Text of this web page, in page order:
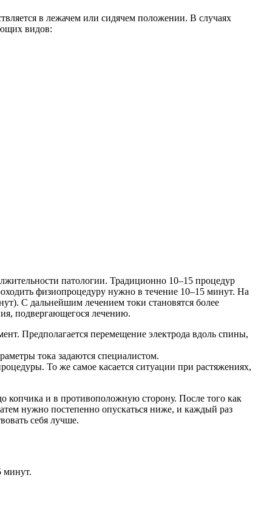
в лежачем или сидячем положении. В случаях
видов:
патологии. Традиционно 10–15 процедур
физиопроцедуру нужно в течение 10–15 минут. На
С дальнейшим лечением токи становятся более
подвергающегося лечению.
Предполагается перемещение электрода вдоль спины,
тока задаются специалистом.
То же самое касается ситуации при растяжениях,
копчика и в противоположную сторону. После того как
нужно постепенно опускаться ниже, и каждый раз
себя лучше.
минут.